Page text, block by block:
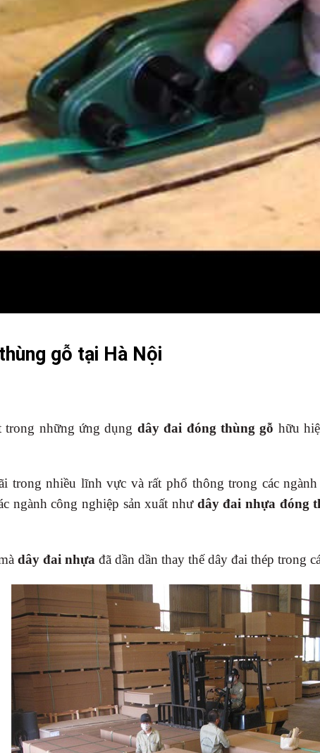
gỗ tại Hà Nội
trong những ứng dụng dây đai đóng thùng gỗ hữu
trong nhiều lĩnh vực và rất phổ thông trong các
ngành công nghiệp sản xuất như dây đai nhựa đóng
dây đai nhựa đã dần dần thay thế dây đai thép trong